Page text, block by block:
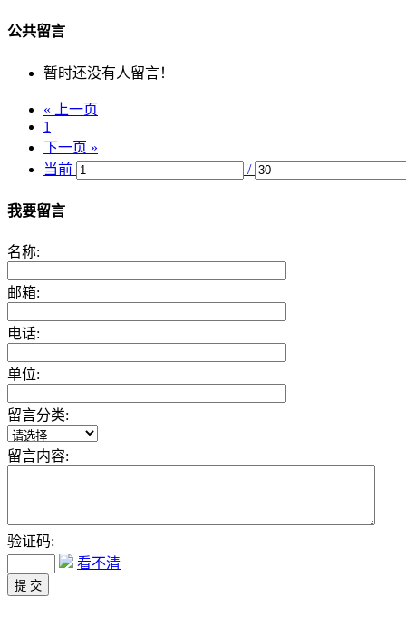
公共留言
暂时还没有人留言！
« 上一页
1
下一页 »
当前
/
我要留言
名称:
邮箱:
电话:
单位:
留言分类:
留言内容:
验证码:
看不清